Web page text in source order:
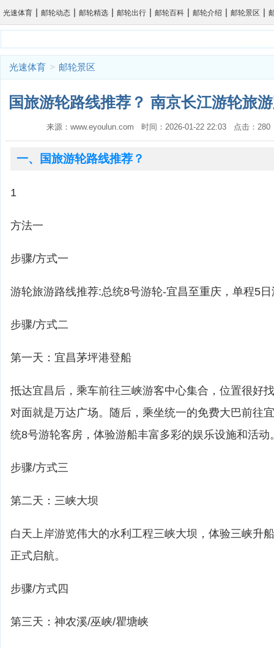
光速体育 | 邮轮动态 | 邮轮精选 | 邮轮出行 | 邮轮百科 | 邮轮介绍 | 邮轮景区 |
光速体育 > 邮轮景区
国旅游轮路线推荐？ 南京长江游轮旅
来源：www.eyoulun.com 时间：2026-01-22 22:03 点击：
一、国旅游轮路线推荐？
1
方法一
步骤/方式一
游轮旅游路线推荐:总统8号游轮-宜昌至重庆，单程5日
步骤/方式二
第一天：宜昌茅坪港登船
抵达宜昌后，乘车前往三峡游客中心集合，位置很好
对面就是万达广场。随后，乘坐统一的免费大巴前往
统8号游轮客房，体验游船丰富多彩的娱乐设施和活动
步骤/方式三
第二天：三峡大坝
白天上岸游览伟大的水利工程三峡大坝，体验三峡升
正式启航。
步骤/方式四
第三天：神农溪/巫峡/瞿塘峡